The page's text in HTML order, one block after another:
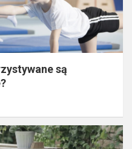
są